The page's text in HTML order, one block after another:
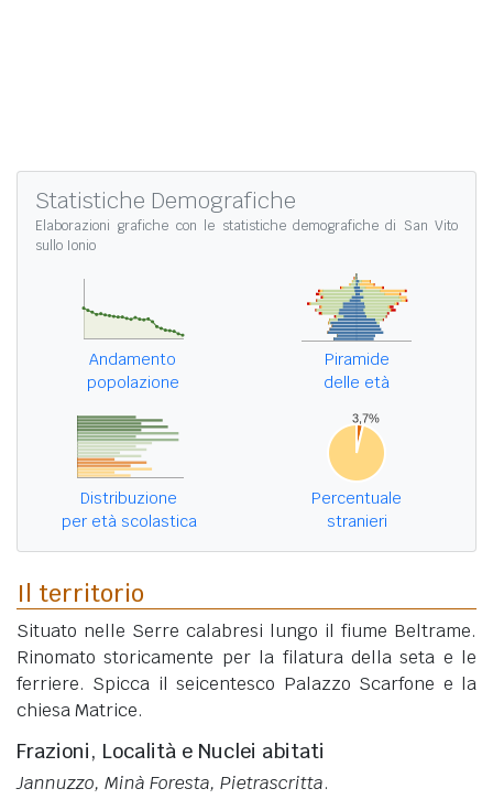
Statistiche Demografiche
Elaborazioni grafiche con le statistiche demografiche di San Vito
sullo Ionio
Andamento
popolazione
Piramide
delle età
Distribuzione
per età scolastica
Percentuale
stranieri
Il territorio
Situato nelle Serre calabresi lungo il fiume Beltrame.
Rinomato storicamente per la filatura della seta e le
ferriere. Spicca il seicentesco Palazzo Scarfone e la
chiesa Matrice.
Frazioni, Località e Nuclei abitati
Jannuzzo, Minà Foresta, Pietrascritta.